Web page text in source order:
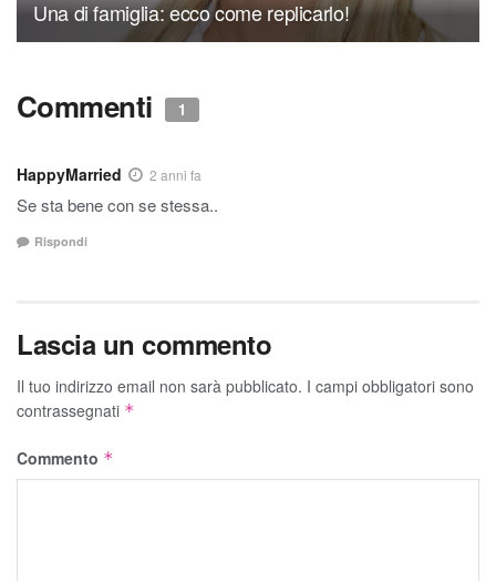
Una di famiglia: ecco come replicarlo!
Commenti 1
HappyMarried 2 anni fa
Se sta bene con se stessa..
Rispondi
Lascia un commento
Il tuo indirizzo email non sarà pubblicato. I campi obbligatori sono
contrassegnati *
Commento *